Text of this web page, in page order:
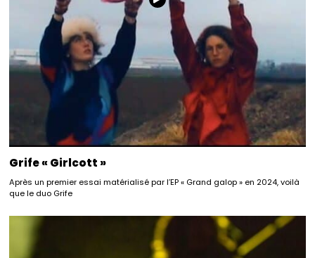
Grife « Girlcott »
Après un premier essai matérialisé par l’EP « Grand galop » en 2024, voilà
que le duo Grife